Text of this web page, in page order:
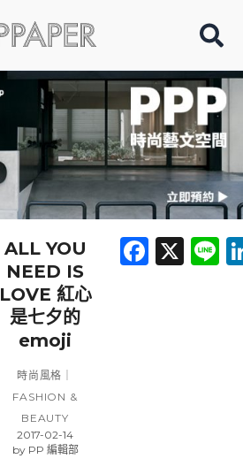
ALL YOU
NEED IS
LOVE 紅心
是七夕的
emoji
時尚風格｜
FASHION &
BEAUTY
2017-02-14
byPP 編輯部
X